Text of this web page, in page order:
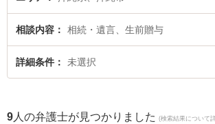
与のトラブル解決の実績豊富な近くの弁護士を検索した
生前贈与を法律相談できる沖縄市内の弁護士に相談予
の相談者さんにおすすめです。
相談内容 相続・遺言、生前贈与
詳細条件 未選択
9 人の弁護士が見つかりました (検索結果について